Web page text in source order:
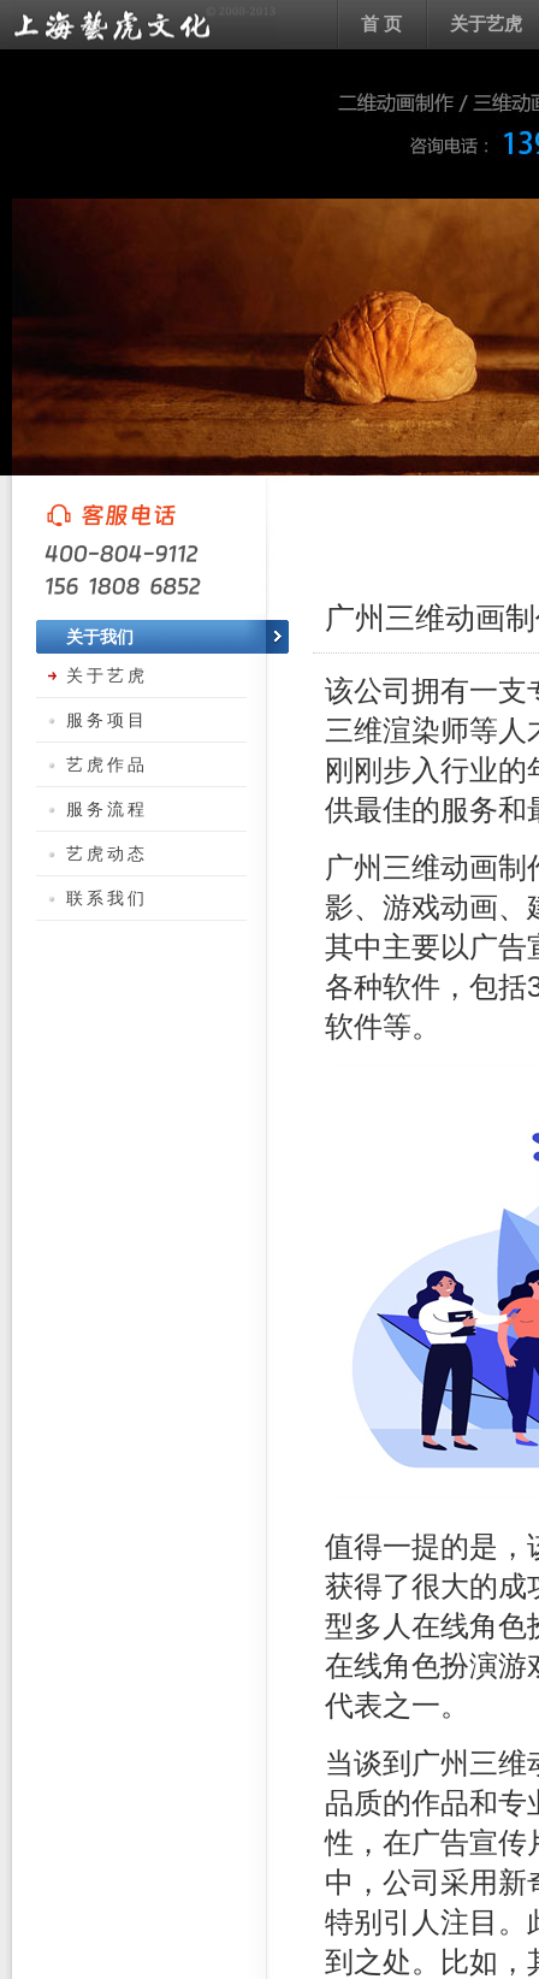
首 页 关于艺虎
广州三维动画
该公司拥有一支
三维渲染师等人
刚刚步入行业
供最佳的服务和
广州三维动画
影、游戏动画、
其中主要以广告
各种软件，包括
软件等。
值得一提的是
获得了很大的成
型多人在线角色
在线角色扮演游
代表之一。
当谈到广州三维
品质的作品和专
性，在广告宣传
中，公司采用新
特别引人注目。
到之处。比如，
关于我们
关于艺虎
服务项目
艺虎作品
服务流程
艺虎动态
联系我们